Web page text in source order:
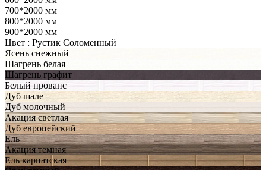
700*2000 мм
800*2000 мм
900*2000 мм
Цвет : Рустик Соломенный
Ясень снежный
Шагрень белая
Шагрень графит
Белый прованс
Дуб шале
Дуб молочный
Акация светлая
Дуб европейский
Ель
Акация темная
Ель карпатская